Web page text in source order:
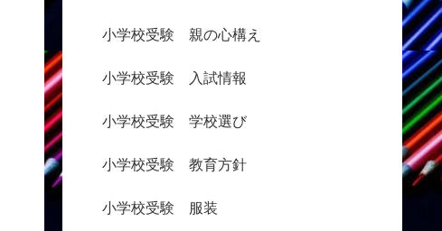
小学校受験 親の心構え
小学校受験 入試情報
小学校受験 学校選び
小学校受験 教育方針
小学校受験 服装